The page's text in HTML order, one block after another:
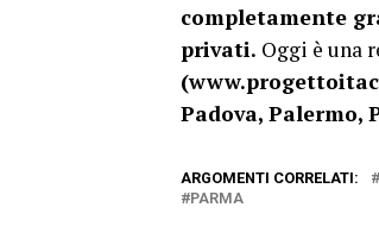
completamente
privati. Oggi è una
Padova, Palermo,
ARGOMENTI CORRELATI:
PARMA